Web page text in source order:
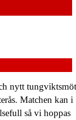
nytt
Matchen kan i
så vi hoppas